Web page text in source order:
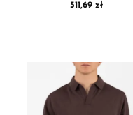
511,69 zł